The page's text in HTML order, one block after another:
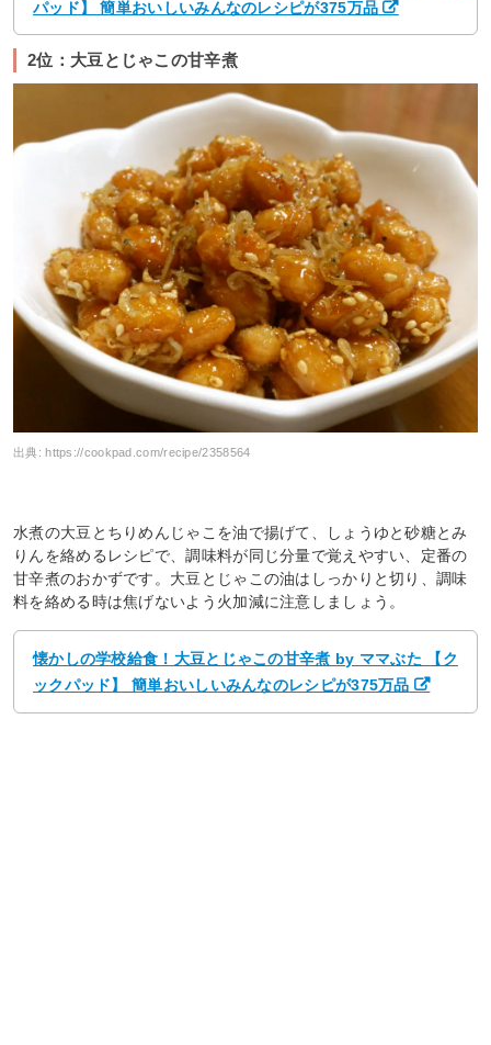
パッド】 簡単おいしいみんなのレシピが375万品
2位：大豆とじゃこの甘辛煮
出典: https://cookpad.com/recipe/2358564
水煮の大豆とちりめんじゃこを油で揚げて、しょうゆと砂糖とみ
りんを絡めるレシピで、調味料が同じ分量で覚えやすい、定番の
甘辛煮のおかずです。大豆とじゃこの油はしっかりと切り、調味
料を絡める時は焦げないよう火加減に注意しましょう。
懐かしの学校給食！大豆とじゃこの甘辛煮 by ママぶた 【ク
ックパッド】 簡単おいしいみんなのレシピが375万品